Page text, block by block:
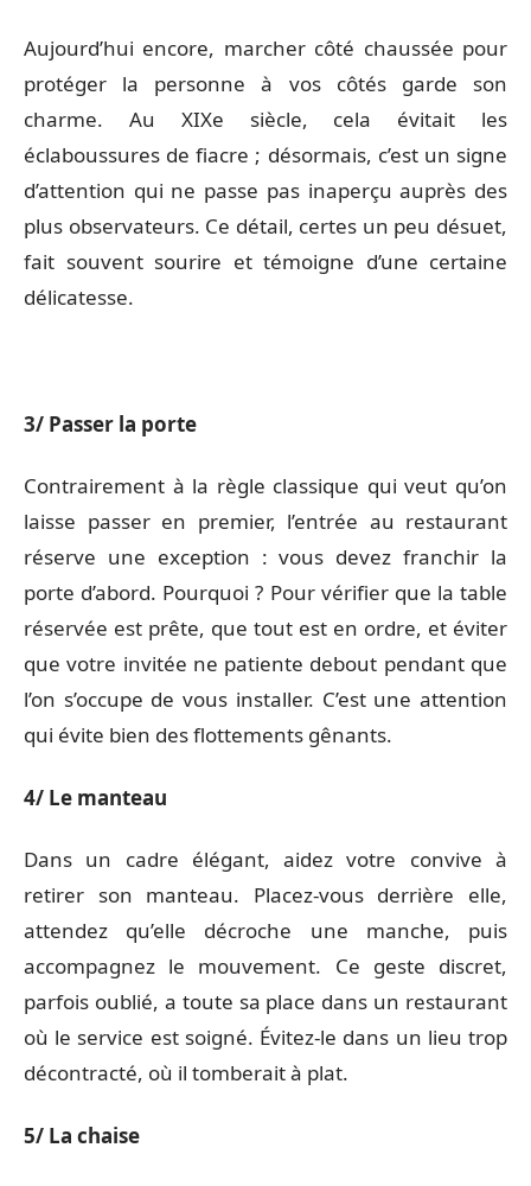
Aujourd’hui encore, marcher côté chaussée pour
protéger la personne à vos côtés garde son
charme. Au XIXe siècle, cela évitait les
éclaboussures de fiacre ; désormais, c’est un signe
d’attention qui ne passe pas inaperçu auprès des
plus observateurs. Ce détail, certes un peu désuet,
fait souvent sourire et témoigne d’une certaine
délicatesse.
3/ Passer la porte
Contrairement à la règle classique qui veut qu’on
laisse passer en premier, l’entrée au restaurant
réserve une exception : vous devez franchir la
porte d’abord. Pourquoi ? Pour vérifier que la table
réservée est prête, que tout est en ordre, et éviter
que votre invitée ne patiente debout pendant que
l’on s’occupe de vous installer. C’est une attention
qui évite bien des flottements gênants.
4/ Le manteau
Dans un cadre élégant, aidez votre convive à
retirer son manteau. Placez-vous derrière elle,
attendez qu’elle décroche une manche, puis
accompagnez le mouvement. Ce geste discret,
parfois oublié, a toute sa place dans un restaurant
où le service est soigné. Évitez-le dans un lieu trop
décontracté, où il tomberait à plat.
5/ La chaise